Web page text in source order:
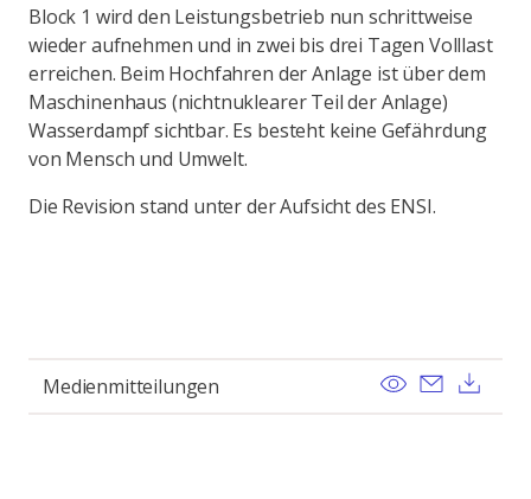
Block 1 wird den Leistungsbetrieb nun schrittweise
wieder aufnehmen und in zwei bis drei Tagen Volllast
erreichen. Beim Hochfahren der Anlage ist über dem
Maschinenhaus (nichtnuklearer Teil der Anlage)
Wasserdampf sichtbar. Es besteht keine Gefährdung
von Mensch und Umwelt.
Die Revision stand unter der Aufsicht des ENSI.
Medienmitteilungen View Send